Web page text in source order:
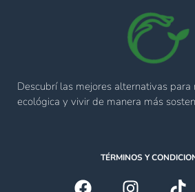
Descubrí las mejores alternativas para
ecológica y vivir de manera más
TÉRMINOS Y